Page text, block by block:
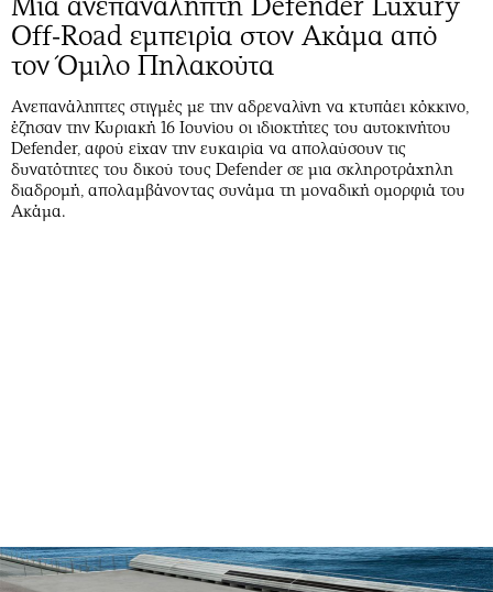
Off-Road εμπειρία στον Ακάμα από
τον Όμιλο Πηλακούτα
Ανεπανάληπτες στιγμές με την αδρεναλίνη να κτυπάει κόκκινο,
έζησαν την Κυριακή 16 Ιουνίου οι ιδιοκτήτες του αυτοκινήτου
Defender, αφού είχαν την ευκαιρία να απολαύσουν τις
δυνατότητες του δικού τους Defender σε μια σκληροτράχηλη
διαδρομή, απολαμβάνοντας συνάμα τη μοναδική ομορφιά του
Ακάμα.